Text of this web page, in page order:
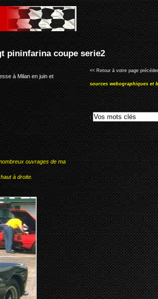
à Milan en juin et
ouvrages de ma
à droite.
<< Retour à votre page
sources webographiques et
: